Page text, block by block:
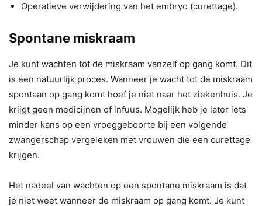
Operatieve verwijdering van het embryo (curettage).
Spontane miskraam
Je kunt wachten tot de miskraam vanzelf op gang komt. Dit
is een natuurlijk proces. Wanneer je wacht tot de miskraam
spontaan op gang komt hoef je niet naar het ziekenhuis. Je
krijgt geen medicijnen of infuus. Mogelijk heb je later iets
minder kans op een vroeggeboorte bij een volgende
zwangerschap vergeleken met vrouwen die een curettage
krijgen.
Het nadeel van wachten op een spontane miskraam is dat
je niet weet wanneer de miskraam op gang komt. Je kunt